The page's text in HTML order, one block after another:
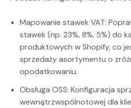
Mapowanie stawek VAT:
stawek (np. 23%, 8%, 5%) do
produktowych w Shopify, co
sprzedaży asortymentu o
opodatkowaniu.
Obsługa OSS: Konfiguracja
wewnątrzwspólnotowej dla